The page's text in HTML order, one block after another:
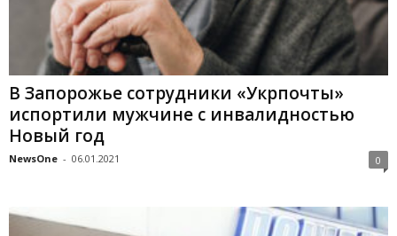
В Запорожье сотрудники «Укрпочты»
испортили мужчине с инвалидностью
Новый год
NewsOne - 06.01.2021 0